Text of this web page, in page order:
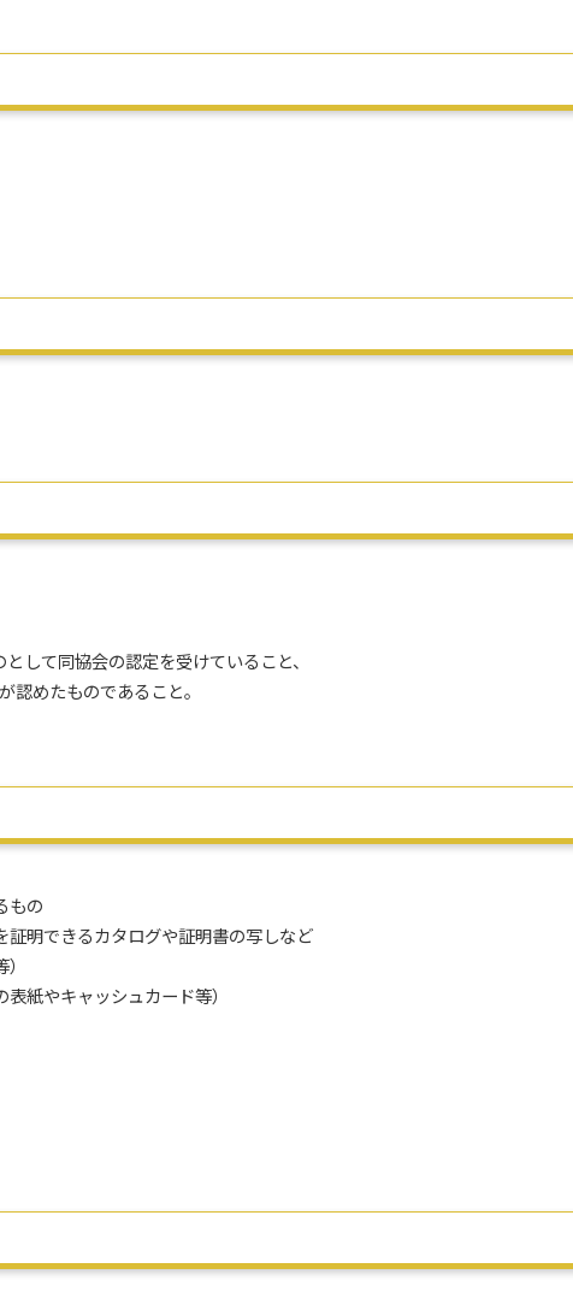
して同協会の認定を受けていること、
めたものであること。
もの
明できるカタログや証明書の写しなど
やキャッシュカード等）